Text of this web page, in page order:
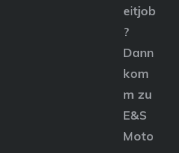
eitjob
?
Dann
kom
m zu
E&S
Moto